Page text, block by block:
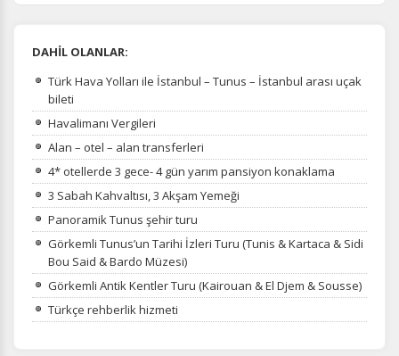
DAHİL OLANLAR:
Türk Hava Yolları ile İstanbul – Tunus – İstanbul arası uçak
bileti
Havalimanı Vergileri
Alan – otel – alan transferleri
4* otellerde 3 gece- 4 gün yarım pansiyon konaklama
3 Sabah Kahvaltısı, 3 Akşam Yemeği
Panoramik Tunus şehir turu
Görkemli Tunus’un Tarihi İzleri Turu (Tunis & Kartaca & Sidi
Bou Said & Bardo Müzesi)
Görkemli Antik Kentler Turu (Kairouan & El Djem & Sousse)
Türkçe rehberlik hizmeti